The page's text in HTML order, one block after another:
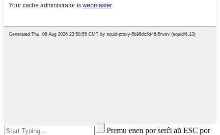
Premu enen por serĉi aŭ ESC por